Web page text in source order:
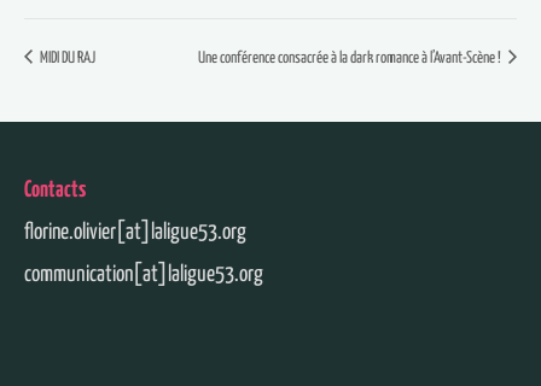
MIDI DU RAJ Une conférence consacrée à la dark romance à l’Avant-Scène !
Contacts
florine.olivier[at]laligue53.org
communication[at]laligue53.org